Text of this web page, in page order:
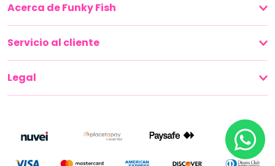
Acerca de Funky Fish
Servicio al cliente
Legal